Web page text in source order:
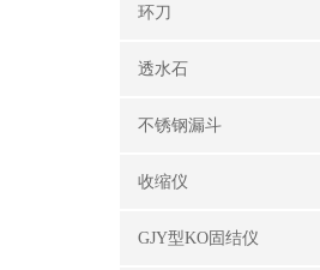
环刀
透水石
不锈钢漏斗
收缩仪
GJY型KO固结仪